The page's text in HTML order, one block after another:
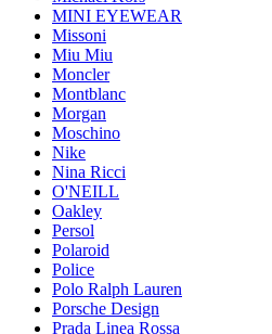
MINI EYEWEAR
Missoni
Miu Miu
Moncler
Montblanc
Morgan
Moschino
Nike
Nina Ricci
O'NEILL
Oakley
Persol
Polaroid
Police
Polo Ralph Lauren
Porsche Design
Prada Linea Rossa